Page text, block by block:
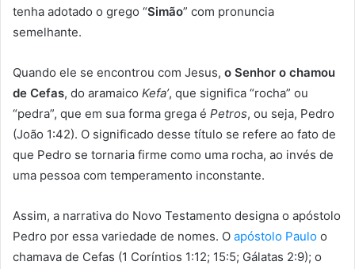
tenha adotado o grego “Simão” com pronuncia
semelhante.
Quando ele se encontrou com Jesus, o Senhor o chamou
de Cefas, do aramaico Kefa’, que significa “rocha” ou
“pedra”, que em sua forma grega é Petros, ou seja, Pedro
(João 1:42). O significado desse título se refere ao fato de
que Pedro se tornaria firme como uma rocha, ao invés de
uma pessoa com temperamento inconstante.
Assim, a narrativa do Novo Testamento designa o apóstolo
Pedro por essa variedade de nomes. O apóstolo Paulo o
chamava de Cefas (1 Coríntios 1:12; 15:5; Gálatas 2:9); o